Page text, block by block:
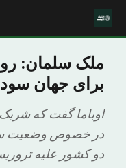
ملک سلمان:
برای جهان
اوباما گفت که
در خصوص وضعیت
دو کشور علیه